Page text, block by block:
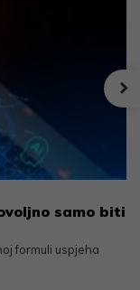
samo biti
formuli uspjeha